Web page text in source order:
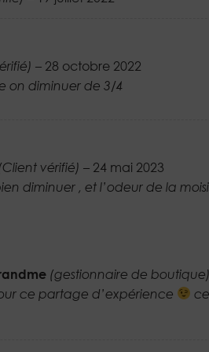
– 28 octobre 2022
on diminuer de 3/4
vérifié) – 24 mai 2023
diminuer , et l’odeur de la
(gestionnaire de boutique)
ce partage d’expérience